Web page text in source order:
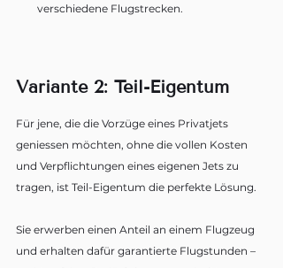
verschiedene Flugstrecken.
Variante 2: Teil-Eigentum
Für jene, die die Vorzüge eines Privatjets
geniessen möchten, ohne die vollen Kosten
und Verpflichtungen eines eigenen Jets zu
tragen, ist Teil-Eigentum die perfekte Lösung.
Sie erwerben einen Anteil an einem Flugzeug
und erhalten dafür garantierte Flugstunden –